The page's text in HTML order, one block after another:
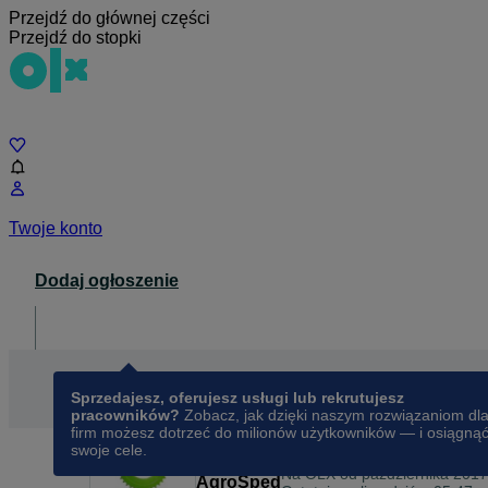
Przejdź do głównej części
Przejdź do stopki
Twoje konto
Dodaj ogłoszenie
Sprzedajesz, oferujesz usługi lub rekrutujesz
pracowników? Zobacz, jak dzięki naszym rozwiązaniom dla
firm możesz dotrzeć do milionów użytkowników — i osiągnąć
swoje cele.
AgroSpedNa OLX odpaździernika 2017